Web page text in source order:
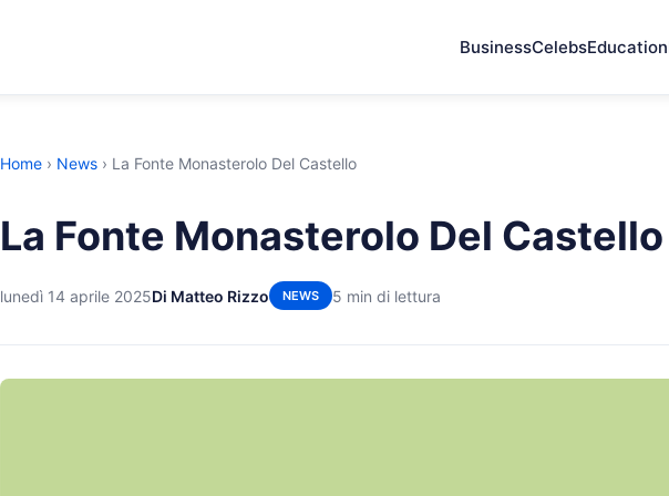
BusinessCelebsEducation
Home › News › La Fonte Monasterolo Del Castello
La Fonte Monasterolo Del Castello
lunedì 14 aprile 2025Di Matteo Rizzo NEWS 5 min di lettura